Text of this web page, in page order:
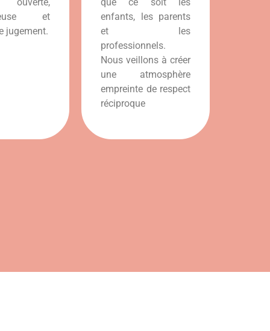
et
jugement.
enfants, les parents
et les
professionnels.
Nous veillons à créer
une atmosphère
empreinte de respect
réciproque